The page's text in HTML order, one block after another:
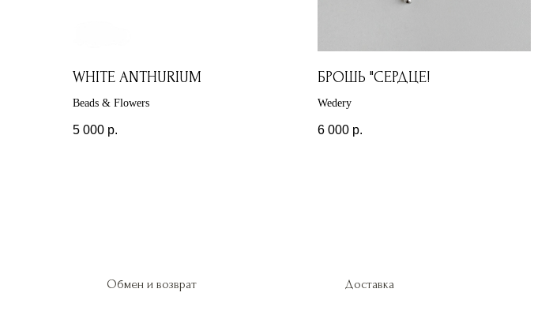
WHITE ANTHURIUM
Beads & Flowers
5 000 р.
БРОШЬ "СЕРДЦЕ!
Wedery
6 000 р.
Обмен и возврат Доставка